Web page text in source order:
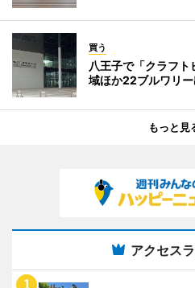
買う
八王子で「クラフ
域ほか22ブルワリ
もっと見
アクセス